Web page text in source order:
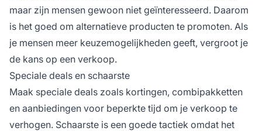
maar zijn mensen gewoon niet geïnteresseerd. Daarom
is het goed om alternatieve producten te promoten. Als
je mensen meer keuzemogelijkheden geeft, vergroot je
de kans op een verkoop.
Speciale deals en schaarste
Maak speciale deals zoals kortingen, combipakketten
en aanbiedingen voor beperkte tijd om je verkoop te
verhogen. Schaarste is een goede tactiek omdat het